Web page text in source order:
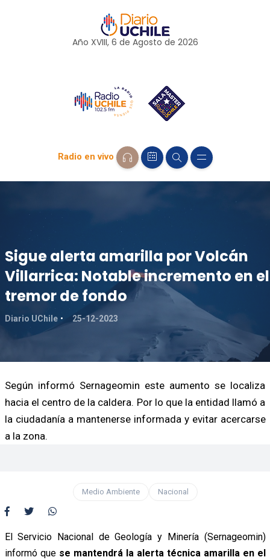
Año XVIII, 6 de Agosto de 2026
Radio en vivo
Sigue alerta amarilla por Volcán
Villarrica: Notable incremento en el
tremor de fondo
Diario UChile 25-12-2023
Según informó Sernageomin este aumento se localiza
hacia el centro de la caldera. Por lo que la entidad llamó a
la ciudadanía a mantenerse informada y evitar acercarse
a la zona.
Medio Ambiente Nacional
El Servicio Nacional de Geología y Minería (Sernageomin)
informó que se mantendrá la alerta técnica amarilla en el